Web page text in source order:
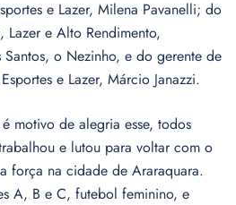
e Lazer, Milena Pavanelli; do
e Alto Rendimento,
o Nezinho, e do gerente de
e Lazer, Márcio Janazzi.
motivo de alegria esse, todos
e lutou para voltar com o
força na cidade de Araraquara.
A, B e C, futebol feminino, e